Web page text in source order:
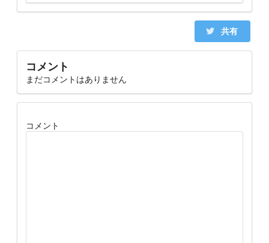
共有
コメント
まだコメントはありません
コメント